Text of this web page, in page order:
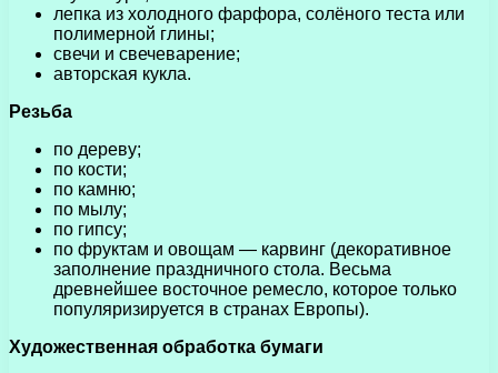
лепка из холодного фарфора, солёного теста или
полимерной глины;
свечи и свечеварение;
авторская кукла.
Резьба
по дереву;
по кости;
по камню;
по мылу;
по гипсу;
по фруктам и овощам — карвинг (декоративное
заполнение праздничного стола. Весьма
древнейшее восточное ремесло, которое только
популяризируется в странах Европы).
Художественная обработка бумаги